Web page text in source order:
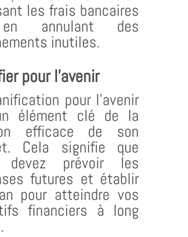
les frais bancaires
annulant des
inutiles.
pour l’avenir
pour l’avenir
élément clé de la
efficace de son
Cela signifie que
devez prévoir les
futures et établir
pour atteindre vos
financiers à long